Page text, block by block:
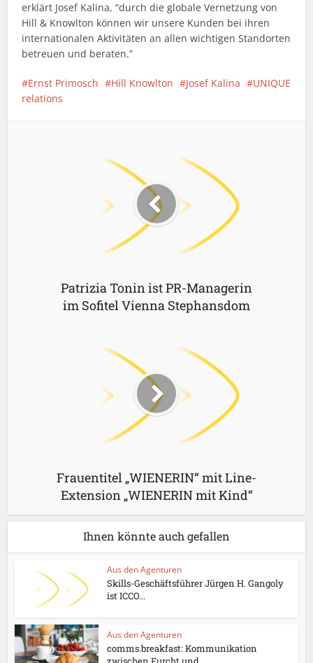
erklärt Josef Kalina, “durch die globale Vernetzung von
Hill & Knowlton können wir unsere Kunden bei ihren
internationalen Aktivitäten an allen wichtigen Standorten
betreuen und beraten.”
Ernst Primosch Hill Knowlton Josef Kalina
UNIQUE
relations
Patrizia Tonin ist PR-Managerin
im Sofitel Vienna Stephansdom
Frauentitel „WIENERIN“ mit Line-
Extension „WIENERIN mit Kind“
Ihnen könnte auch gefallen
Aus den Agenturen
Skills-Geschäftsführer Jürgen H. Gangoly
ist ICCO...
Aus den Agenturen
comms.breakfast: Kommunikation